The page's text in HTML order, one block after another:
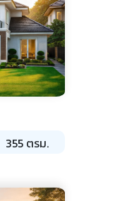
355 ตรม.